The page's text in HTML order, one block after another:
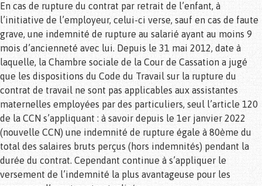
En cas de rupture du contrat par retrait de l’enfant, à
l’initiative de l’employeur, celui-ci verse, sauf en cas de faute
grave, une indemnité de rupture au salarié ayant au moins 9
mois d’ancienneté avec lui. Depuis le 31 mai 2012, date à
laquelle, la Chambre sociale de la Cour de Cassation a jugé
que les dispositions du Code du Travail sur la rupture du
contrat de travail ne sont pas applicables aux assistantes
maternelles employées par des particuliers, seul l’article 120
de la CCN s’appliquant : à savoir depuis le 1er janvier 2022
(nouvelle CCN) une indemnité de rupture égale à 80ème du
total des salaires bruts perçus (hors indemnités) pendant la
durée du contrat. Cependant continue à s’appliquer le
versement de l’indemnité la plus avantageuse pour les